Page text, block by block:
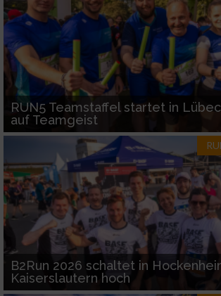
RUN5 Teamstaffel startet in
auf Teamgeist
B2Run 2026 schaltet in
Kaiserslautern hoch